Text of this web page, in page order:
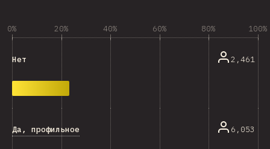
0% 20% 40% 60% 80% 100%
Нет 2,461
Да, профильное 6,053